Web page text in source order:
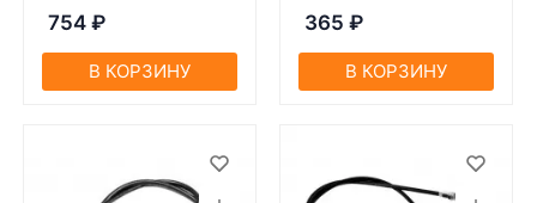
754 ₽
В КОРЗИНУ
365 ₽
В КОРЗИНУ